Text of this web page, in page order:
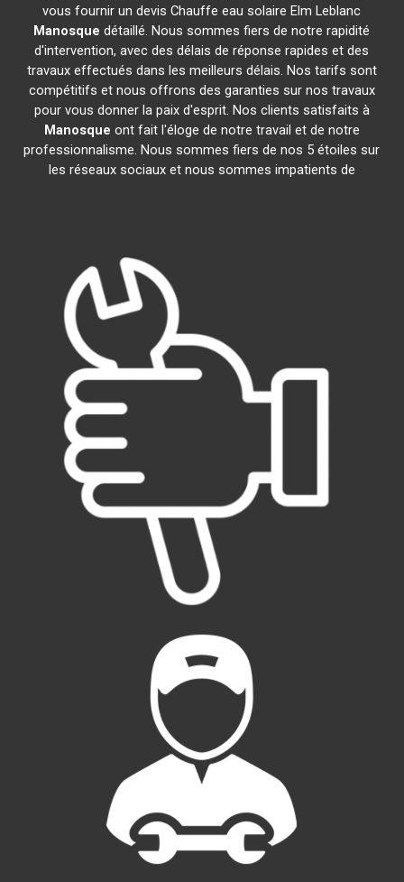
vous fournir un devis Chauffe eau solaire Elm Leblanc
Manosque détaillé. Nous sommes fiers de notre rapidité
d'intervention, avec des délais de réponse rapides et des
travaux effectués dans les meilleurs délais. Nos tarifs sont
compétitifs et nous offrons des garanties sur nos travaux
pour vous donner la paix d'esprit. Nos clients satisfaits à
Manosque ont fait l'éloge de notre travail et de notre
professionnalisme. Nous sommes fiers de nos 5 étoiles sur
les réseaux sociaux et nous sommes impatients de